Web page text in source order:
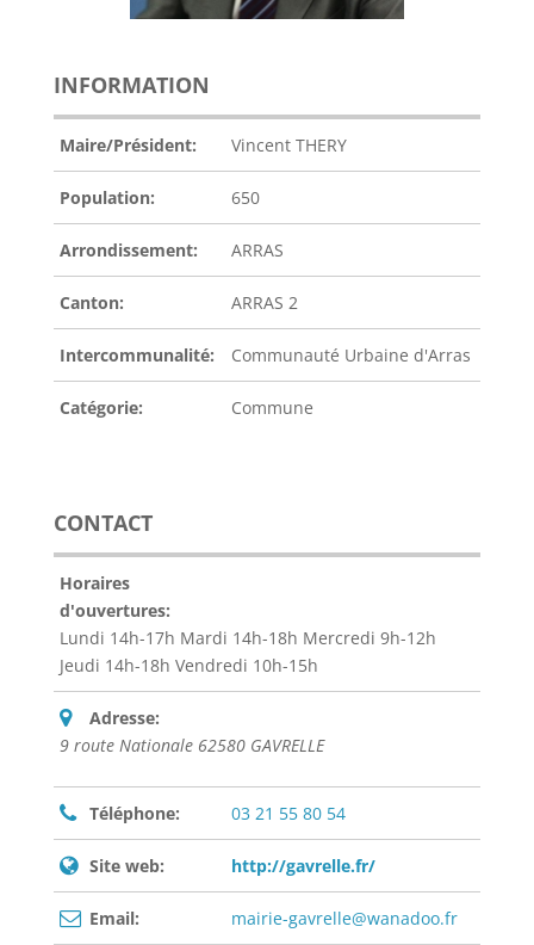
INFORMATION
Maire/Président: Vincent THERY
Population: 650
Arrondissement: ARRAS
Canton: ARRAS 2
Intercommunalité: Communauté Urbaine d'Arras
Catégorie: Commune
CONTACT
Horaires
d'ouvertures:
Lundi 14h-17h Mardi 14h-18h Mercredi 9h-12h
Jeudi 14h-18h Vendredi 10h-15h
Adresse:
9 route Nationale 62580 GAVRELLE
Téléphone: 03 21 55 80 54
Site web: http://gavrelle.fr/
Email: mairie-gavrelle@wanadoo.fr